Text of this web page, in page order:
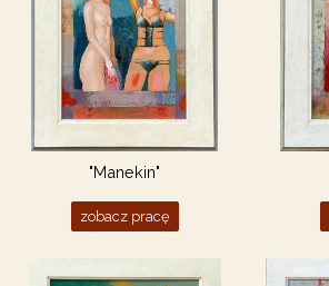
"Manekin"
zobacz pracę